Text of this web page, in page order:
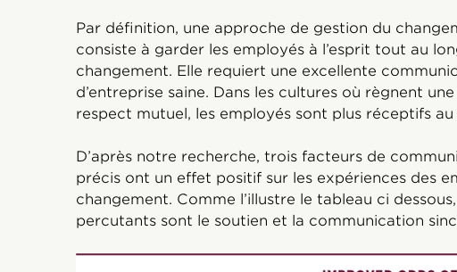
Par définition, une approche de gestion du
consiste à garder les employés à l’esprit tout au
changement. Elle requiert une excellente
d’entreprise saine. Dans les cultures où règnent
respect mutuel, les employés sont plus réceptifs
D’après notre recherche, trois facteurs de
précis ont un effet positif sur les expériences des
changement. Comme l’illustre le tableau ci
percutants sont le soutien et la communication